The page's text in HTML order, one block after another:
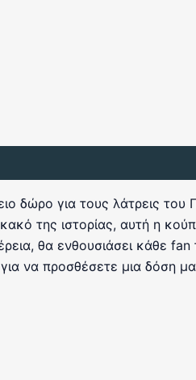
δώρο για τους λάτρεις
της ιστορίας, αυτή η
θα ενθουσιάσει κάθε
να προσθέσετε μια δόση